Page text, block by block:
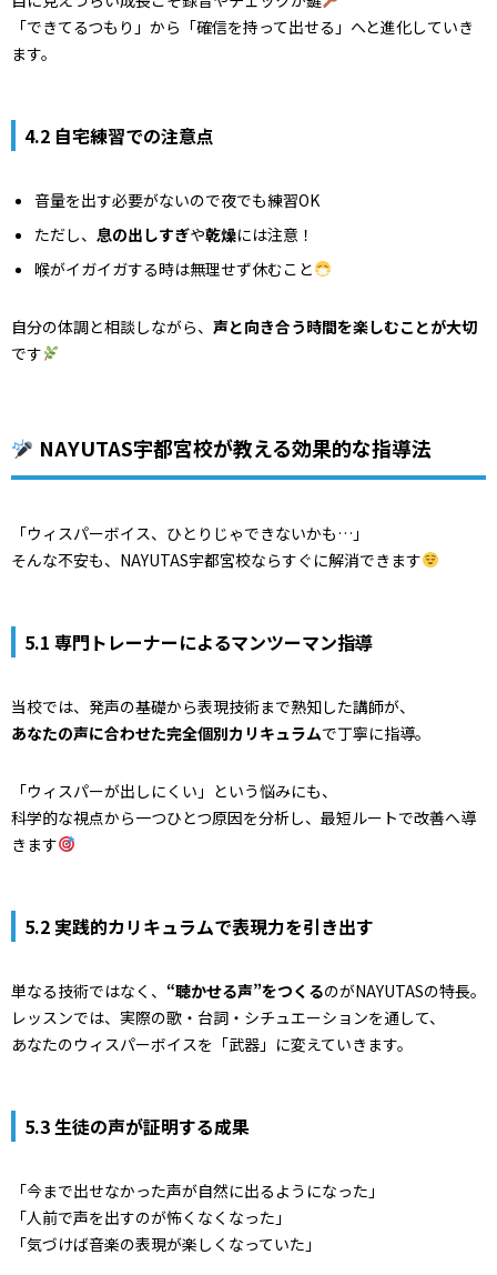
「できてるつもり」から「確信を持って出せる」へと進化していき
ます。
4.2 自宅練習での注意点
音量を出す必要がないので夜でも練習OK
ただし、 息の出しすぎや乾燥には注意！
喉がイガイガする時は無理せず休むこと
自分の体調と相談しながら、 声と向き合う時間を楽しむことが大切
です
NAYUTAS宇都宮校が教える効果的な指導法
「ウィスパーボイス、ひとりじゃできないかも…」
そんな不安も、NAYUTAS宇都宮校ならすぐに解消できます
5.1 専門トレーナーによるマンツーマン指導
当校では、発声の基礎から表現技術まで熟知した講師が、
あなたの声に合わせた完全個別カリキュラムで丁寧に指導。
「ウィスパーが出しにくい」という悩みにも、
科学的な視点から一つひとつ原因を分析し、最短ルートで改善へ導
きます
5.2 実践的カリキュラムで表現力を引き出す
単なる技術ではなく、 “聴かせる声”をつくるのがNAYUTASの特長。
レッスンでは、実際の歌・台詞・シチュエーションを通して、
あなたのウィスパーボイスを「武器」に変えていきます。
5.3 生徒の声が証明する成果
「今まで出せなかった声が自然に出るようになった」
「人前で声を出すのが怖くなくなった」
「気づけば音楽の表現が楽しくなっていた」